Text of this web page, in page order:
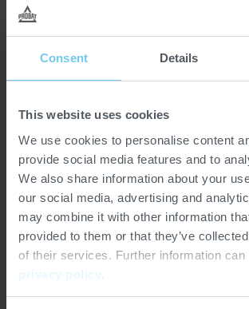
Consent Details
This website uses cookies
We use cookies to personalise content
provide social media features and to
We also share information about your
our social media, advertising and
may combine it with other information
provided to them or that they’ve
of their services. Further information can
privacy policy
PRF 4000
Durchsatz @ 200
Anschlussleistung
40
*Diese Angaben beziehen sich auf
variieren je nach verarbeitetem Produkt.